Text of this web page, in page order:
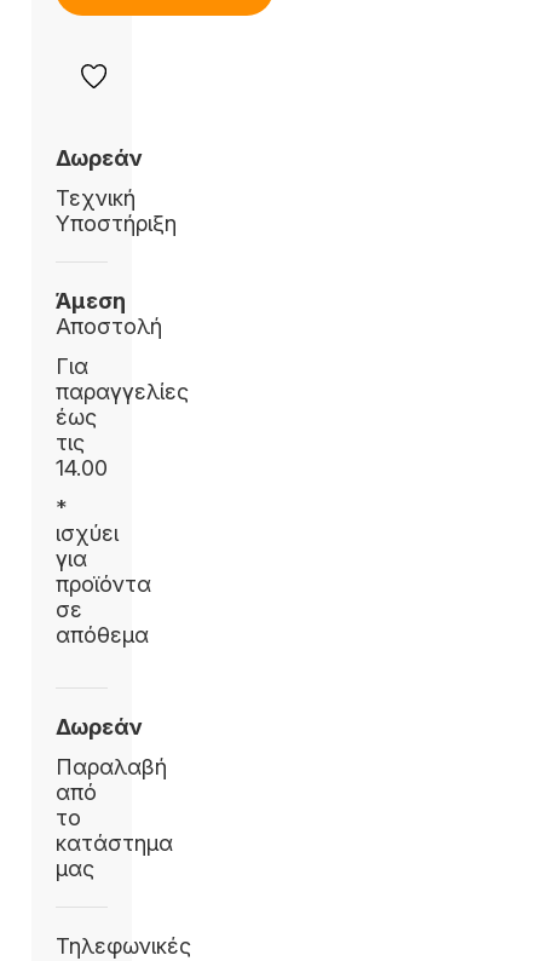
Δωρεάν
Τεχνική
Υποστήριξη
Άμεση
Αποστολή
Για
παραγγελίες
έως
τις
14.00
*
ισχύει
για
προϊόντα
σε
απόθεμα
Δωρεάν
Παραλαβή
από
το
κατάστημα
μας
Τηλεφωνικές